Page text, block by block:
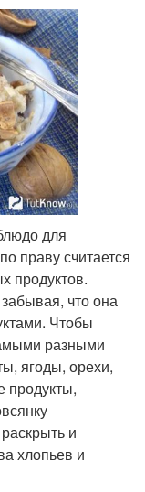
для
праву считается
продуктов.
что она
Чтобы
разными
ягоды, орехи,
продукты,
и
хлопьев и